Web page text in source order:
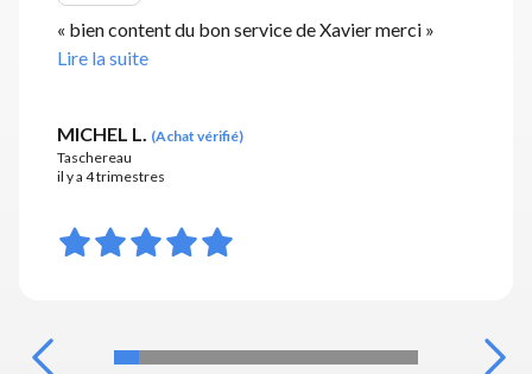
« bien content du bon service de Xavier merci »
Lire la suite
MICHEL L. (Achat vérifié)
Taschereau
il y a 4 trimestres